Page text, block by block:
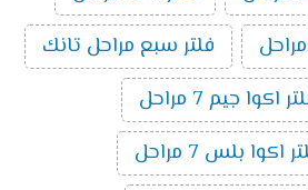
فلتر سبع مراحل تانك
جيم 7 مراحل
بلس 7 مراحل